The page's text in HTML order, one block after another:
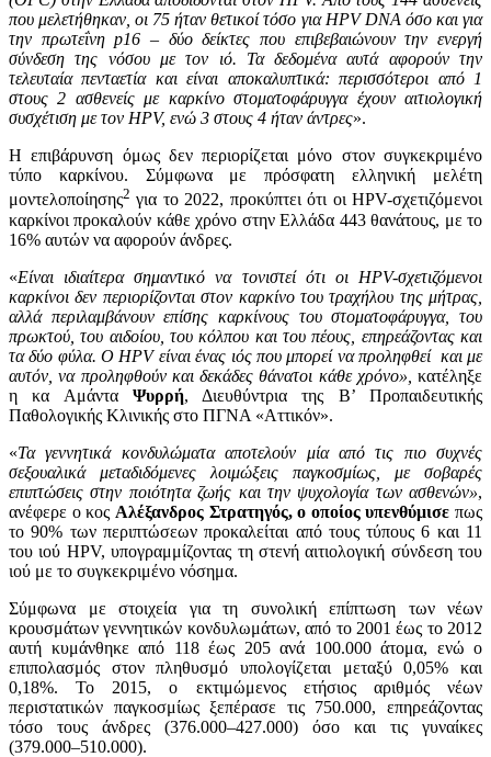
που μελετήθηκαν, οι 75 ήταν θετικοί τόσο για HPV DNA όσο και για
την πρωτεΐνη p16 – δύο δείκτες που επιβεβαιώνουν την ενεργή
σύνδεση της νόσου με τον ιό. Τα δεδομένα αυτά αφορούν την
τελευταία πενταετία και είναι αποκαλυπτικά: περισσότεροι από 1
στους 2 ασθενείς με καρκίνο στοματοφάρυγγα έχουν αιτιολογική
συσχέτιση με τον HPV, ενώ 3 στους 4 ήταν άντρες».
Η επιβάρυνση όμως δεν περιορίζεται μόνο στον συγκεκριμένο
τύπο καρκίνου. Σύμφωνα με πρόσφατη ελληνική μελέτη
μοντελοποίησης2 για το 2022, προκύπτει ότι οι HPV-σχετιζόμενοι
καρκίνοι προκαλούν κάθε χρόνο στην Ελλάδα 443 θανάτους, με το
16% αυτών να αφορούν άνδρες.
«Είναι ιδιαίτερα σημαντικό να τονιστεί ότι οι HPV-σχετιζόμενοι
καρκίνοι δεν περιορίζονται στον καρκίνο του τραχήλου της μήτρας,
αλλά περιλαμβάνουν επίσης καρκίνους του στοματοφάρυγγα, του
πρωκτού, του αιδοίου, του κόλπου και του πέους, επηρεάζοντας και
τα δύο φύλα. Ο HPVείναι ένας ιός που μπορεί να προληφθεί και με
αυτόν, να προληφθούν και δεκάδες θάνατοι κάθε χρόνο», κατέληξε
η κα ΑμάνταΨυρρή, Διευθύντρια της Β’ Προπαιδευτικής
Παθολογικής Κλινικής στο ΠΓΝΑ «Αττικόν».
«Τα γεννητικά κονδυλώματα αποτελούν μία από τις πιο συχνές
σεξουαλικά μεταδιδόμενες λοιμώξεις παγκοσμίως, με σοβαρές
επιπτώσεις στην ποιότητα ζωής και την ψυχολογία των ασθενών»,
ανέφερε ο κος Αλέξανδρος Στρατηγός, ο οποίος υπενθύμισε πως
το 90% των περιπτώσεων προκαλείται από τους τύπους 6 και 11
του ιού HPV, υπογραμμίζοντας τη στενή αιτιολογική σύνδεση του
ιού με το συγκεκριμένο νόσημα.
Σύμφωνα με στοιχεία για τη συνολική επίπτωση των νέων
κρουσμάτων γεννητικών κονδυλωμάτων, από το 2001 έως το 2012
αυτή κυμάνθηκε από 118 έως 205 ανά 100.000 άτομα, ενώ ο
επιπολασμός στον πληθυσμό υπολογίζεται μεταξύ 0,05% και
0,18%. Το 2015, ο εκτιμώμενος ετήσιος αριθμός νέων
περιστατικών παγκοσμίως ξεπέρασε τις 750.000, επηρεάζοντας
τόσο τους άνδρες (376.000–427.000) όσο και τις γυναίκες
(379.000–510.000).